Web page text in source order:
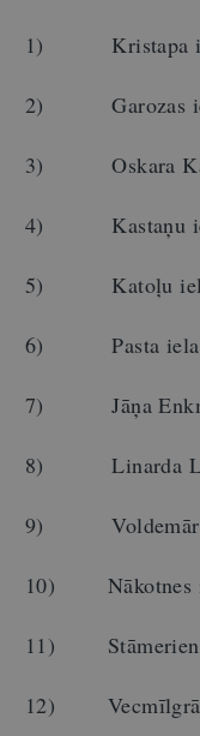
1) Kristapa
2) Garozas
3) Oskara
4) Kastaņu
5) Katoļu iela
6) Pasta iela
7) Jāņa
8) Linarda
9) Voldemāra
10) Nākotnes
11)
12)